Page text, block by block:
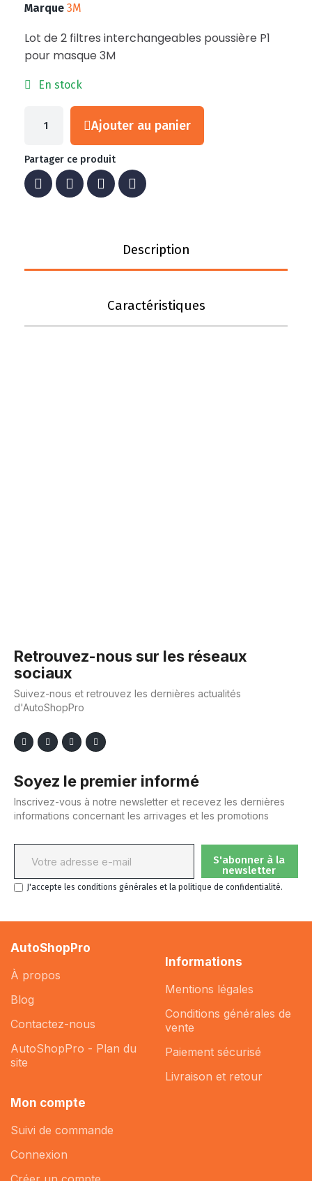
Marque 3M
Lot de 2 filtres interchangeables poussière P1
pour masque 3M
En stock
Ajouter au panier
Partager ce produit
Description
Caractéristiques
Retrouvez-nous sur les réseaux
sociaux
Suivez-nous et retrouvez les dernières actualités
d'AutoShopPro
Soyez le premier informé
Inscrivez-vous à notre newsletter et recevez les dernières
informations concernant les arrivages et les promotions
S'abonner à la
newsletter
J'accepte les conditions générales et la politique de confidentialité.
AutoShopPro
À propos
Blog
Contactez-nous
AutoShopPro - Plan du
site
Informations
Mentions légales
Conditions générales de
vente
Paiement sécurisé
Livraison et retour
Mon compte
Suivi de commande
Connexion